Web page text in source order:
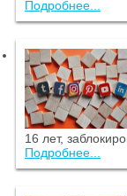
Подробнее...
16 лет,
Подробнее...